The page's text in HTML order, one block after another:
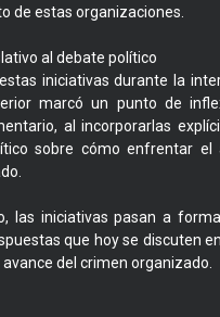
de estas organizaciones.
al debate político
iniciativas durante la
marcó un punto de
al incorporarlas
sobre cómo enfrentar el
las iniciativas pasan a
que hoy se discuten
del crimen organizado.